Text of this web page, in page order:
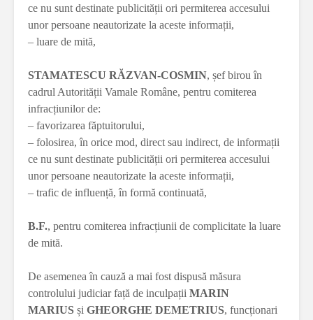
ce nu sunt destinate publicității ori permiterea accesului
unor persoane neautorizate la aceste informații,
– luare de mită,
STAMATESCU RĂZVAN-COSMIN, șef birou în
cadrul Autorității Vamale Române, pentru comiterea
infracțiunilor de:
– favorizarea făptuitorului,
– folosirea, în orice mod, direct sau indirect, de informații
ce nu sunt destinate publicității ori permiterea accesului
unor persoane neautorizate la aceste informații,
– trafic de influență, în formă continuată,
B.F., pentru comiterea infracțiunii de complicitate la luare
de mită.
De asemenea în cauză a mai fost dispusă măsura
controlului judiciar față de inculpații MARIN
MARIUS și GHEORGHE DEMETRIUS, funcționari